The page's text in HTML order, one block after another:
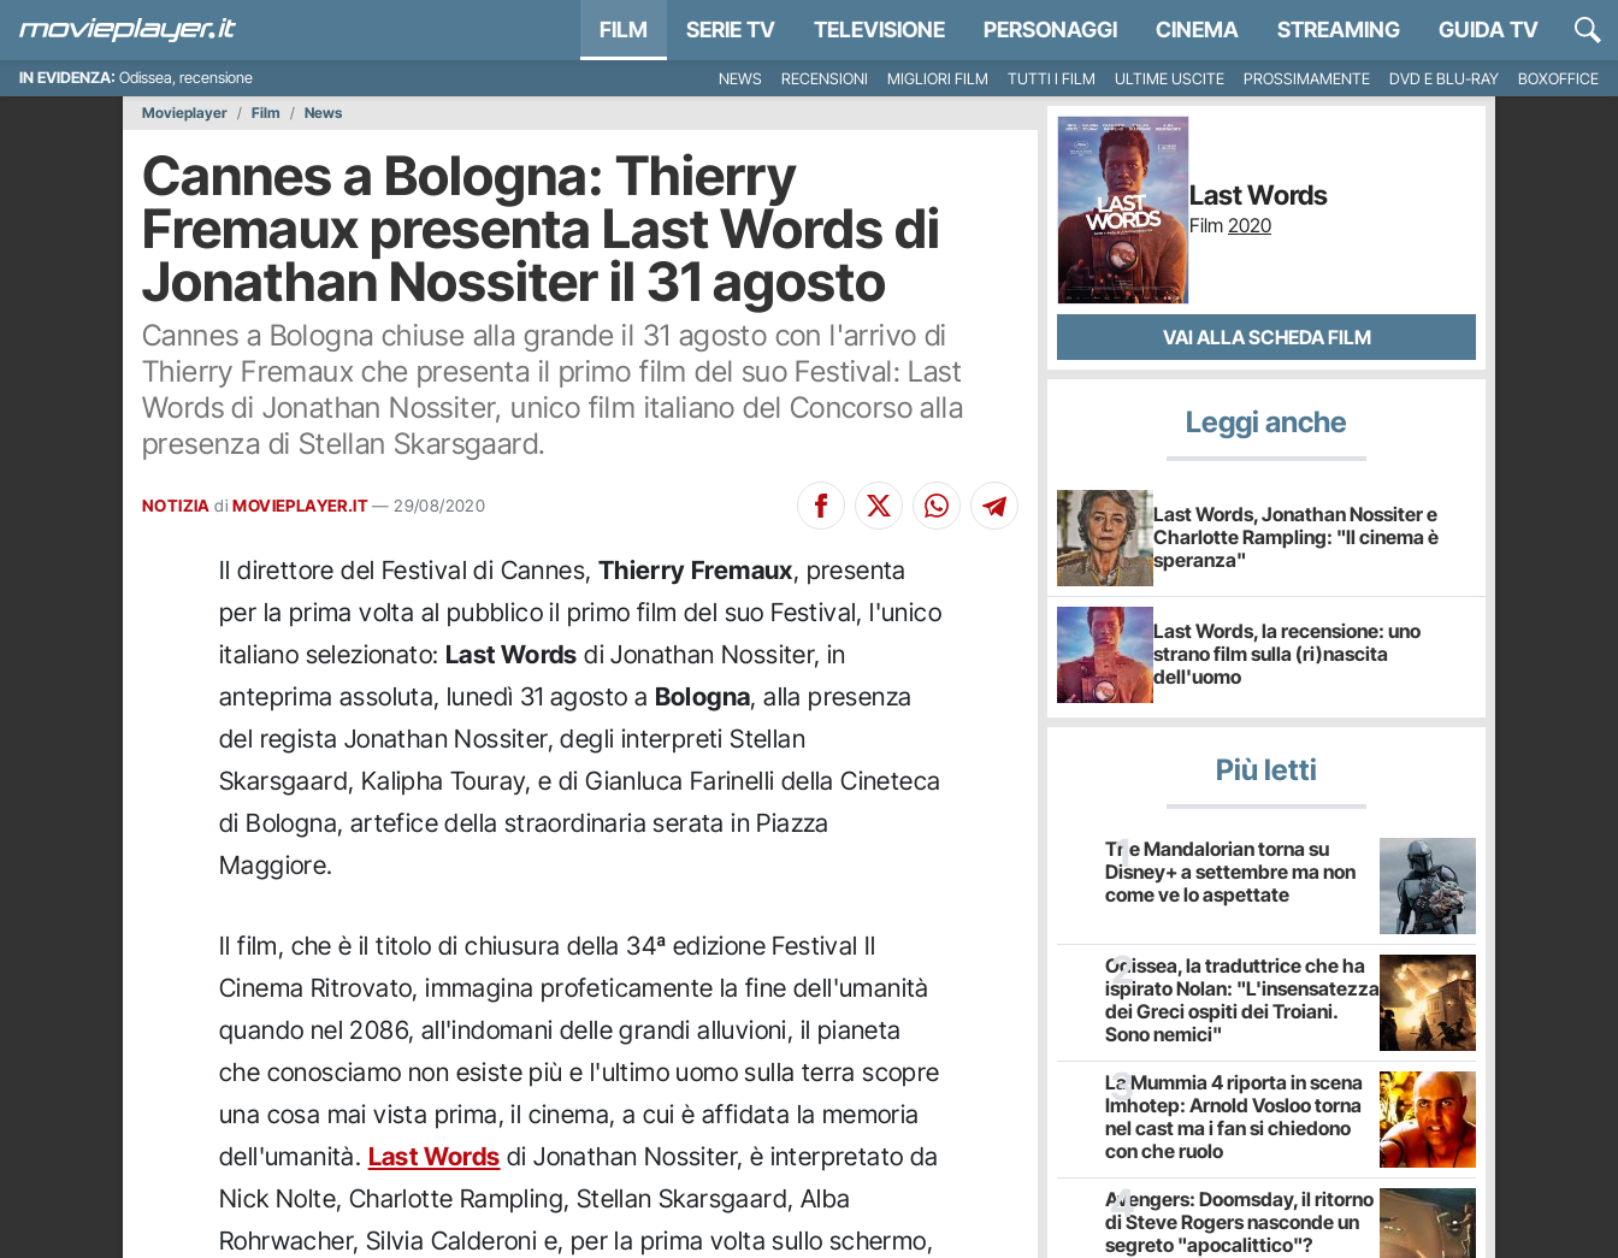
FILM SERIE TV TELEVISIONE PERSONAGGI CINEMA STREAMING GUIDA TV
IN EVIDENZA: Odissea, recensione NEWS RECENSIONI MIGLIORI FILM TUTTI I FILM ULTIME USCITE PROSSIMAMENTE DVD E BLU-RAY
BOXOFFICE
Movieplayer
Film News
Cannes a Bologna: Thierry
Fremaux presenta Last Words di
Jonathan Nossiter il 31 agosto
Cannes a Bologna chiuse alla grande il 31 agosto con l'arrivo di
Thierry Fremaux che presenta il primo film del suo Festival: Last
Words di Jonathan Nossiter, unico film italiano del Concorso alla
presenza di Stellan Skarsgaard.
NOTIZIA di MOVIEPLAYER.IT—29/08/2020
Il direttore del Festival di Cannes, Thierry Fremaux, presenta
per la prima volta al pubblico il primo film del suo Festival, l'unico
italiano selezionato: Last Words di Jonathan Nossiter, in
anteprima assoluta, lunedì 31 agosto a Bologna, alla presenza
del regista Jonathan Nossiter, degli interpreti Stellan
Skarsgaard, Kalipha Touray, e di Gianluca Farinelli della Cineteca
di Bologna, artefice della straordinaria serata in Piazza
Maggiore.
Il film, che è il titolo di chiusura della 34ª edizione Festival Il
Cinema Ritrovato, immagina profeticamente la fine dell'umanità
quando nel 2086, all'indomani delle grandi alluvioni, il pianeta
che conosciamo non esiste più e l'ultimo uomo sulla terra scopre
una cosa mai vista prima, il cinema, a cui è affidata la memoria
dell'umanità. Last Words di Jonathan Nossiter, è interpretato da
Nick Nolte, Charlotte Rampling, Stellan Skarsgaard, Alba
Rohrwacher, Silvia Calderoni e, per la prima volta sullo schermo,
Last Words
Film 2020
VAI ALLA SCHEDA FILM
Leggi anche
Last Words, Jonathan Nossiter e
Charlotte Rampling: "Il cinema è
speranza"
Last Words, la recensione: uno
strano film sulla (ri)nascita
dell'uomo
Più letti
The Mandalorian torna su
Disney+ a settembre ma non
come ve lo aspettate
Odissea, la traduttrice che ha
ispirato Nolan: "L'insensatezza
dei Greci ospiti dei Troiani.
Sono nemici"
La Mummia 4 riporta in scena
Imhotep: Arnold Vosloo torna
nel cast ma i fan si chiedono
con che ruolo
Avengers: Doomsday, il ritorno
di Steve Rogers nasconde un
segreto "apocalittico"?